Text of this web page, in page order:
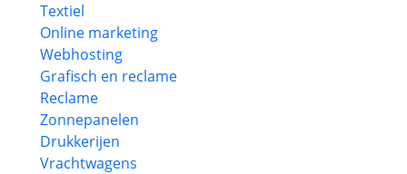
Textiel
Online marketing
Webhosting
Grafisch en reclame
Reclame
Zonnepanelen
Drukkerijen
Vrachtwagens